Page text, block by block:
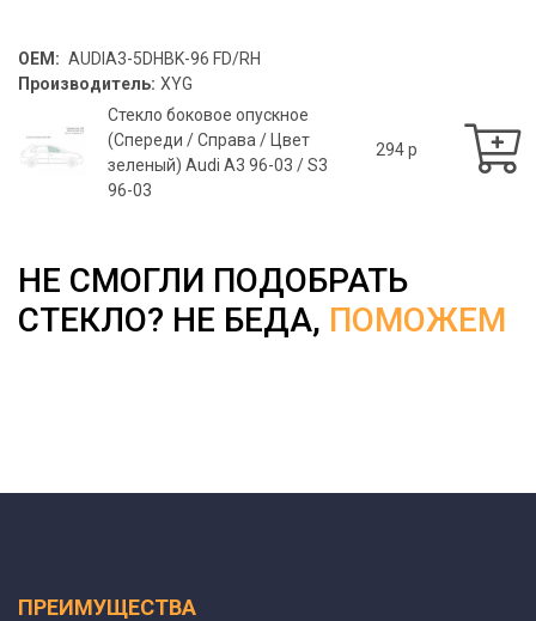
OEM: AUDIA3-5DHBK-96 FD/RH
Производитель: XYG
Стекло боковое опускное
(Спереди / Справа / Цвет
зеленый) Audi A3 96-03 / S3
96-03
294 p
НЕ СМОГЛИ ПОДОБРАТЬ
СТЕКЛО? НЕ БЕДА, ПОМОЖЕМ
ПРЕИМУЩЕСТВА